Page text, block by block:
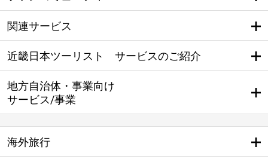
関連サービス
近畿日本ツーリスト サービスのご紹介
地方自治体・事業向け
サービス/事業
海外旅行